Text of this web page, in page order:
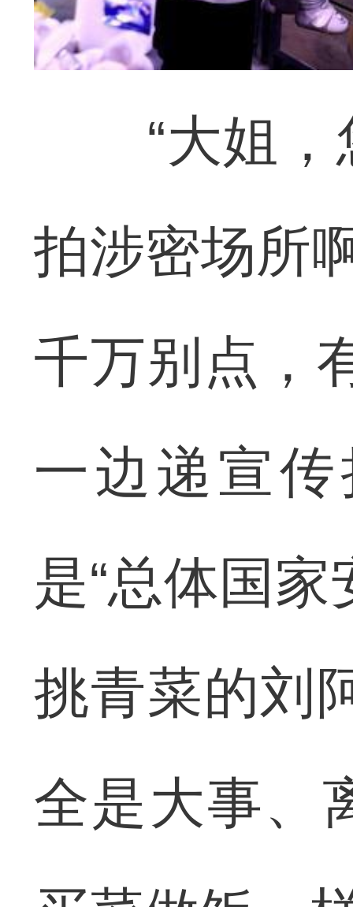
“大姐，
拍涉密场所
千万别点，
一边递宣
是“总体国
挑青菜的刘
全是大事、